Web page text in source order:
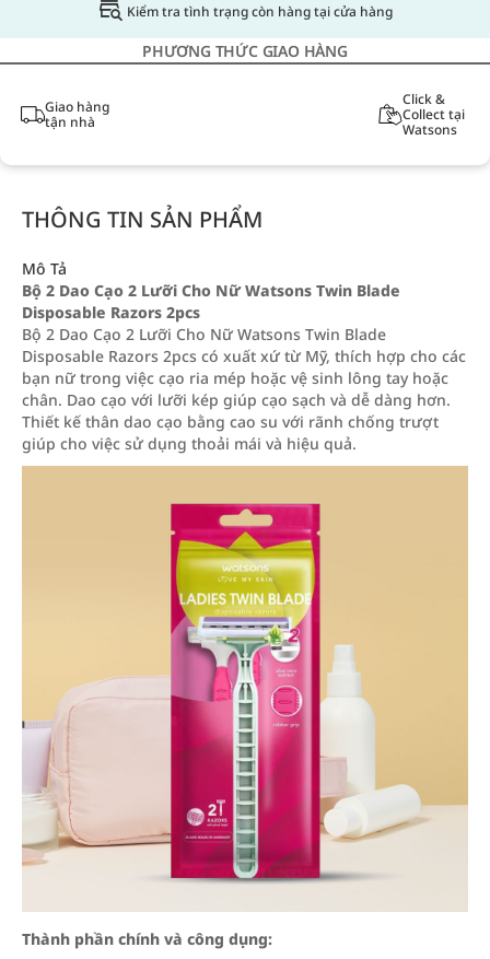
Kiểm tra tình trạng còn hàng tại cửa hàng
PHƯƠNG THỨC GIAO HÀNG
Giao hàng
tận nhà
Click &
Collect tại
Watsons
THÔNG TIN SẢN PHẨM
Mô Tả
Bộ 2 Dao Cạo 2 Lưỡi Cho Nữ Watsons Twin Blade
Disposable Razors 2pcs
Bộ 2 Dao Cạo 2 Lưỡi Cho Nữ Watsons Twin Blade
Disposable Razors 2pcs có xuất xứ từ Mỹ, thích hợp cho các
bạn nữ trong việc cạo ria mép hoặc vệ sinh lông tay hoặc
chân. Dao cạo với lưỡi kép giúp cạo sạch và dễ dàng hơn.
Thiết kế thân dao cạo bằng cao su với rãnh chống trượt
giúp cho việc sử dụng thoải mái và hiệu quả.
Thành phần chính và công dụng: